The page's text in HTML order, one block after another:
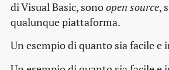
di Visual Basic, sonoopen source,
qualunque piattaforma.
Un esempio di quanto sia facile